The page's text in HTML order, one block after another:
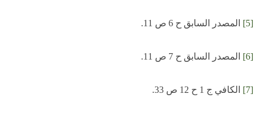
[5] المصدر السابق ح 6 ص 11.
[6] المصدر السابق ح 7 ص 11.
[7] الكافي ج 1 ح 12 ص 33.